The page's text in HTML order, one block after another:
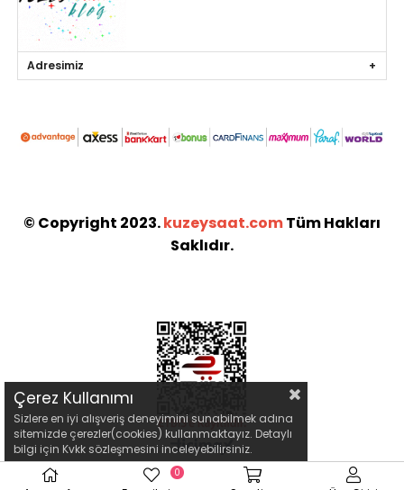
Adresimiz
© Copyright 2023.kuzeysaat.comTüm Hakları
Saklıdır.
Çerez Kullanımı
Sizlere en iyi alışveriş deneyimini sunabilmek adına
sitemizde çerezler(cookies) kullanmaktayız. Detaylı
bilgi için Kvkk sözleşmesini inceleyebilirsiniz.
0